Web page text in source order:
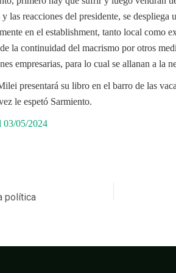
las reacciones del presidente, se
en el establishment, tanto local como
la continuidad del macrismo por otros
empresarias, para lo cual se allanan a la
presentará su libro en el barro de las
le espetó Sarmiento.
03/05/2024
política